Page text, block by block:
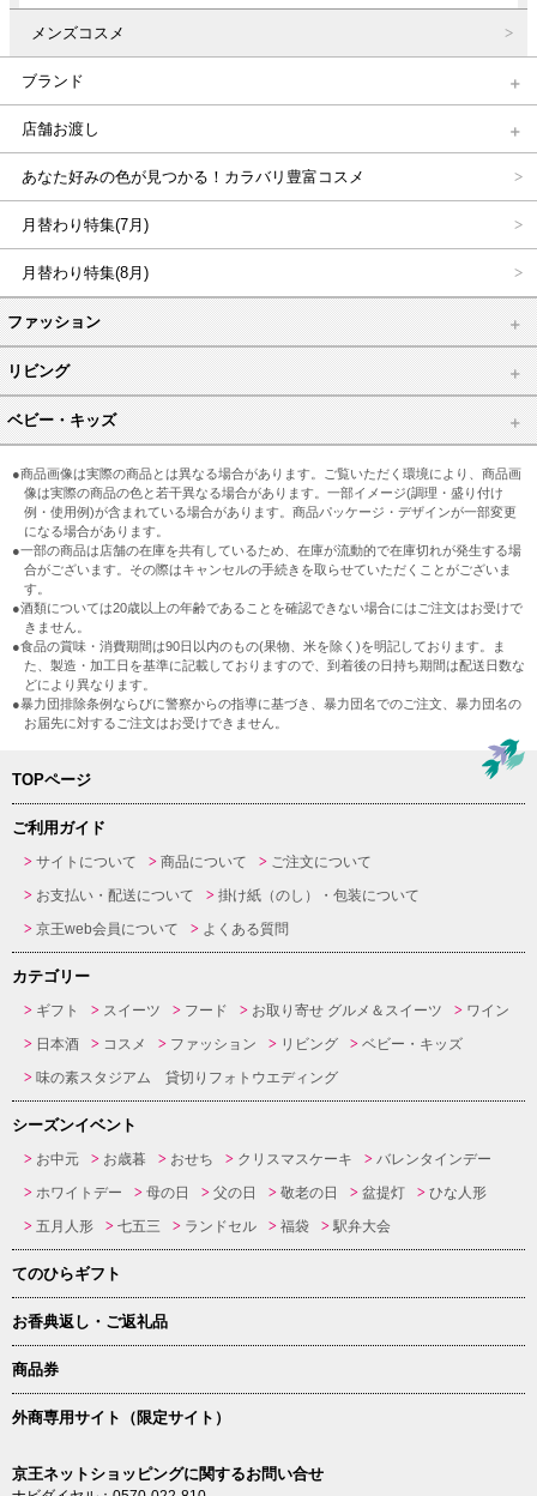
メンズコスメ
ブランド
店舗お渡し
あなた好みの色が見つかる！カラバリ豊富コスメ
月替わり特集(7月)
月替わり特集(8月)
ファッション
リビング
ベビー・キッズ
●商品画像は実際の商品とは異なる場合があります。ご覧いただく環境により、商品画
像は実際の商品の色と若干異なる場合があります。一部イメージ(調理・盛り付け
例・使用例)が含まれている場合があります。商品パッケージ・デザインが一部変更
になる場合があります。
●一部の商品は店舗の在庫を共有しているため、在庫が流動的で在庫切れが発生する場
合がございます。その際はキャンセルの手続きを取らせていただくことがございま
す。
●酒類については20歳以上の年齢であることを確認できない場合にはご注文はお受けで
きません。
●食品の賞味・消費期間は90日以内のもの(果物、米を除く)を明記しております。ま
た、製造・加工日を基準に記載しておりますので、到着後の日持ち期間は配送日数な
どにより異なります。
●暴力団排除条例ならびに警察からの指導に基づき、暴力団名でのご注文、暴力団名の
お届先に対するご注文はお受けできません。
TOPページ
ご利用ガイド
サイトについて 商品について
ご注文について
お支払い・配送について
掛け紙（のし）・包装について
京王web会員について
よくある質問
カテゴリー
ギフト スイーツ フード お取り寄せ グルメ＆スイーツ
ワイン
日本酒
コスメ ファッション リビング
ベビー・キッズ
味の素スタジアム 貸切りフォトウエディング
シーズンイベント
お中元 お歳暮 おせち クリスマスケーキ
バレンタインデー
ホワイトデー
母の日 父の日 敬老の日 盆提灯
ひな人形
五月人形
七五三 ランドセル 福袋 駅弁大会
てのひらギフト
お香典返し・ご返礼品
商品券
外商専用サイト（限定サイト）
京王ネットショッピングに関するお問い合せ